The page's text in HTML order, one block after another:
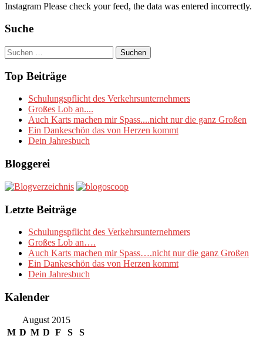
Instagram Please check your feed, the data was entered incorrectly.
Suche
Suchen
nach:
Top Beiträge
Schulungspflicht des Verkehrsunternehmers
Großes Lob an....
Auch Karts machen mir Spass....nicht nur die ganz Großen
Ein Dankeschön das von Herzen kommt
Dein Jahresbuch
Bloggerei
Letzte Beiträge
Schulungspflicht des Verkehrsunternehmers
Großes Lob an….
Auch Karts machen mir Spass….nicht nur die ganz Großen
Ein Dankeschön das von Herzen kommt
Dein Jahresbuch
Kalender
August 2015
M D M D F S
S